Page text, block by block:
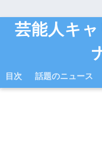
芸能人キ
目次 話題のニュース